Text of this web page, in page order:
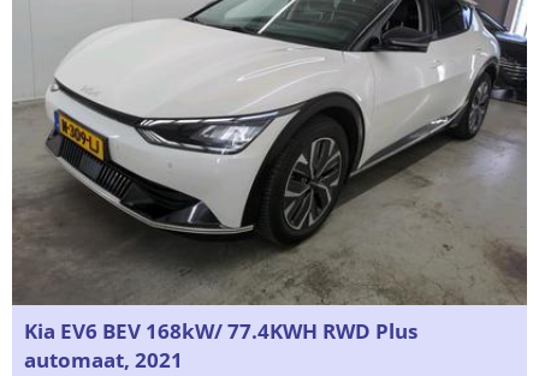
Kia EV6 BEV 168kW/ 77.4KWH RWD Plus
automaat, 2021